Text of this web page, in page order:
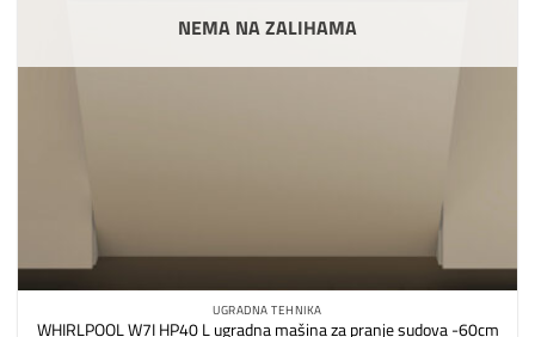
NEMA NA ZALIHAMA
UGRADNA TEHNIKA
WHIRLPOOL W7I HP40 L ugradna mašina za pranje sudova -60cm